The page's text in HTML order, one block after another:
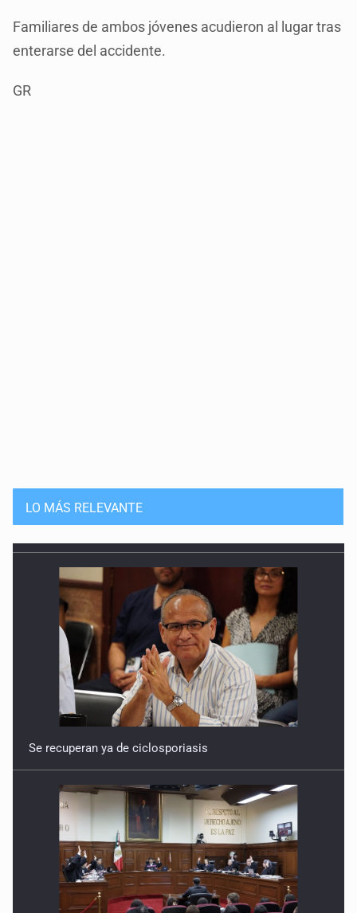
Familiares de ambos jóvenes acudieron al lugar tras
enterarse del accidente.
GR
LO MÁS RELEVANTE